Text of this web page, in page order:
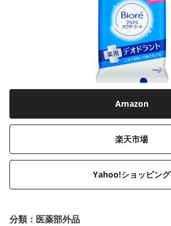
Amazon
楽天市場
Yahoo!ショッピング
分類： 医薬部外品